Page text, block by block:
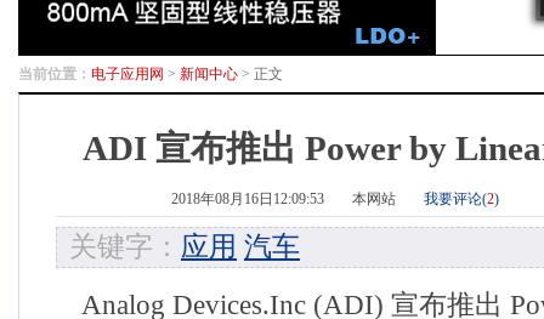
当前位置： 电子应用网 > 新闻中心 > 正文
ADI 宣布推出 Power by
2018年08月16日12:09:53 本网站 我要评论(2)
关键字： 应用 汽车
Analog Devices.Inc (ADI) 宣布推出